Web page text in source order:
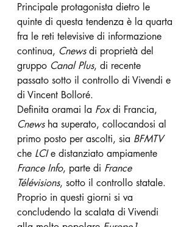
Principale protagonista dietro le
quinte di questa tendenza è la quarta
fra le reti televisive di informazione
continua, Cnews di proprietà del
gruppo Canal Plus, di recente
passato sotto il controllo di Vivendi e
di Vincent Bolloré.
Definita oramai la Fox di Francia,
Cnews ha superato, collocandosi al
primo posto per ascolti, sia BFMTV
che LCI e distanziato ampiamente
France Info, parte di France
Télévisions, sotto il controllo statale.
Proprio in questi giorni si va
concludendo la scalata di Vivendi